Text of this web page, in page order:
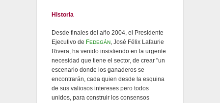
Historia
Desde finales del año 2004, el Presidente
Ejecutivo de FEDEGÁN, José Félix Lafaurie
Rivera, ha venido insistiendo en la urgente
necesidad que tiene el sector, de crear "un
escenario donde los ganaderos se
encontrarán, cada quien desde la esquina
de sus valiosos intereses pero todos
unidos, para construir los consensos